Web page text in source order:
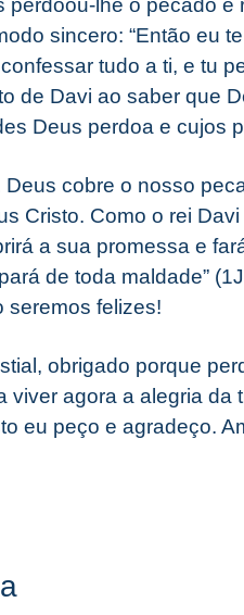
perdoou-lhe o pecado
sincero: “Então eu
tudo a ti, e tu
de Davi ao saber que
Deus perdoa e cujos
cobre o nosso
Cristo. Como o rei
a sua promessa e
de toda maldade”
seremos felizes!
obrigado porque
viver agora a alegria
eu peço e agradeço.